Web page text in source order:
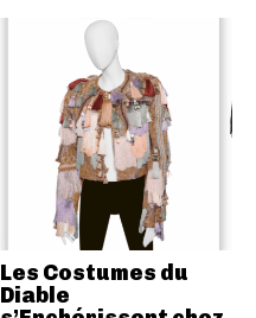
Les Costumes du
Diable